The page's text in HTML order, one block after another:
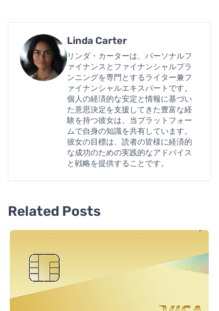
Linda Carter
リンダ・カーターは、パーソナルフ
ァイナンスとファイナンシャルプラ
ンニングを専門とするライター兼フ
ァイナンシャルエキスパートです。
個人の経済的な安定と情報に基づい
た意思決定を支援してきた豊富な経
験を持つ彼女は、当プラットフォー
ムで自身の知識を共有しています。
彼女の目標は、読者の皆様に経済的
な成功のための実践的なアドバイス
と戦略を提供することです。
Related Posts